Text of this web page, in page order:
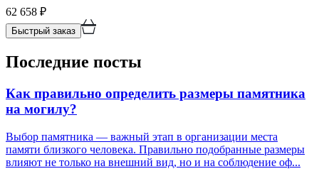
62 658 ₽
Быстрый заказ
Последние посты
Как правильно определить размеры памятника
на могилу?
Выбор памятника — важный этап в организации места
памяти близкого человека. Правильно подобранные размеры
влияют не только на внешний вид, но и на соблюдение оф...